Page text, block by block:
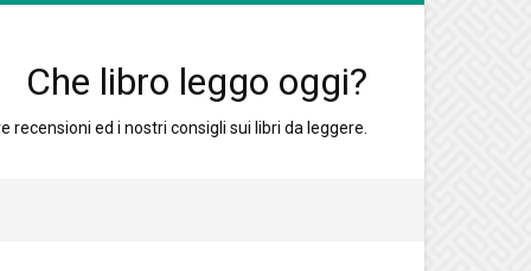
Che libro leggo oggi?
ed i nostri consigli sui libri da leggere.